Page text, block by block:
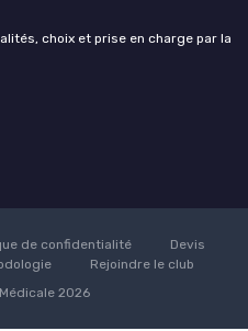
choix et prise en charge par la
de confidentialité
Devis
Rejoindre le club
2026